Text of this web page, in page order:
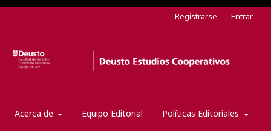
Acerca de Equipo Editorial Políticas Editoriales
Registrarse Entrar